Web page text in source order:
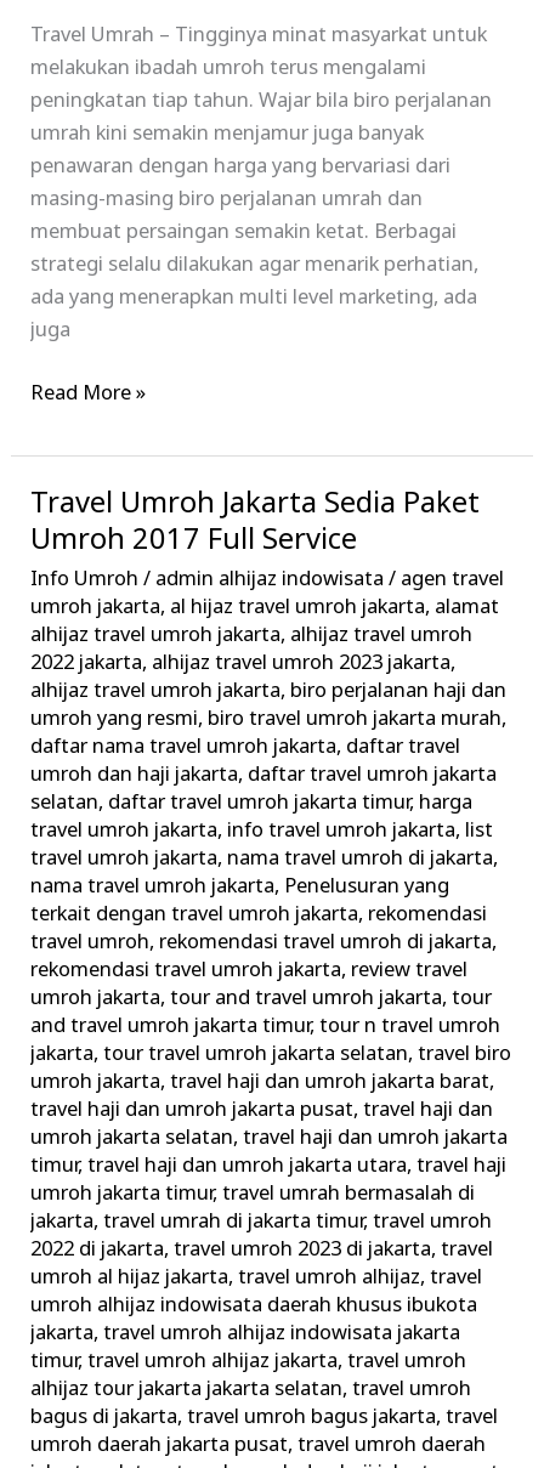
Travel Umrah – Tingginya minat masyarkat untuk
melakukan ibadah umroh terus mengalami
peningkatan tiap tahun. Wajar bila biro perjalanan
umrah kini semakin menjamur juga banyak
penawaran dengan harga yang bervariasi dari
masing-masing biro perjalanan umrah dan
membuat persaingan semakin ketat. Berbagai
strategi selalu dilakukan agar menarik perhatian,
ada yang menerapkan multi level marketing, ada
juga
Read More »
Travel Umroh Jakarta Sedia Paket
Umroh 2017 Full Service
Info Umroh / admin alhijaz indowisata/ agen travel
umroh jakarta, al hijaz travel umroh jakarta, alamat
alhijaz travel umroh jakarta, alhijaz travel umroh
2022 jakarta, alhijaz travel umroh 2023 jakarta,
alhijaz travel umroh jakarta, biro perjalanan haji dan
umroh yang resmi, biro travel umroh jakarta murah,
daftar nama travel umroh jakarta, daftar travel
umroh dan haji jakarta, daftar travel umroh jakarta
selatan, daftar travel umroh jakarta timur, harga
travel umroh jakarta, info travel umroh jakarta, list
travel umroh jakarta, nama travel umroh di jakarta,
nama travel umroh jakarta, Penelusuran yang
terkait dengan travel umroh jakarta, rekomendasi
travel umroh, rekomendasi travel umroh di jakarta,
rekomendasi travel umroh jakarta, review travel
umroh jakarta,tour and travel umroh jakarta,tour
and travel umroh jakarta timur,tour n travel umroh
jakarta,tour travel umroh jakarta selatan,travel biro
umroh jakarta,travel haji dan umroh jakarta barat,
travel haji dan umroh jakarta pusat,travel haji dan
umroh jakarta selatan,travel haji dan umroh jakarta
timur,travel haji dan umroh jakarta utara,travel haji
umroh jakarta timur,travel umrah bermasalah di
jakarta,travel umrah di jakarta timur,travel umroh
2022 di jakarta,travel umroh 2023 di jakarta,travel
umroh al hijaz jakarta,travel umroh alhijaz,travel
umroh alhijaz indowisata daerah khusus ibukota
jakarta,travel umroh alhijaz indowisata jakarta
timur,travel umroh alhijaz jakarta,travel umroh
alhijaz tour jakarta jakarta selatan,travel umroh
bagus di jakarta,travel umroh bagus jakarta,travel
umroh daerah jakarta pusat,travel umroh daerah
Travel
Umroh
Jakarta
Sedia
Paket
Umroh
2017
Full
Service